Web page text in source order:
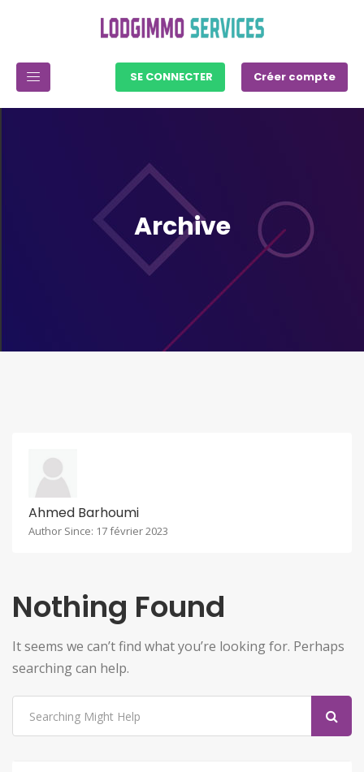
SE CONNECTER Créer compte
Archive
Ahmed Barhoumi
Author Since: 17 février 2023
Nothing Found
It seems we can’t find what you’re looking for. Perhaps
searching can help.